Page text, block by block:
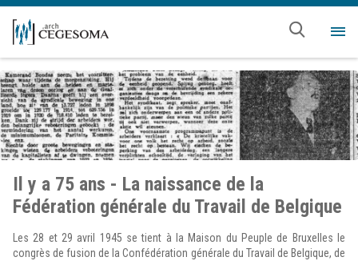
Aller au contenu principal
Il y a 75 ans - La naissance de la
Fédération générale du Travail de Belgique
Les 28 et 29 avril 1945 se tient à la Maison du Peuple de Bruxelles le
congrès de fusion de la Confédération générale du Travail de Belgique, de